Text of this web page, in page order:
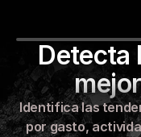
Detecta
Identifica las
por gasto,